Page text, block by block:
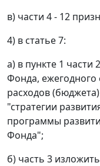
в) части 4 - 12
4) в статье 7:
а) в пункте 1
Фонда, ежегодного
расходов
"стратегии
программы
Фонда";
б) часть 3